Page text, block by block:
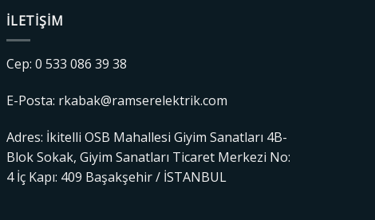
İLETIŞIM
Cep: 0 533 086 39 38
E-Posta: rkabak@ramserelektrik.com
Adres: İkitelli OSB Mahallesi Giyim Sanatları 4B-
Blok Sokak, Giyim Sanatları Ticaret Merkezi No:
4 İç Kapı: 409 Başakşehir / İSTANBUL